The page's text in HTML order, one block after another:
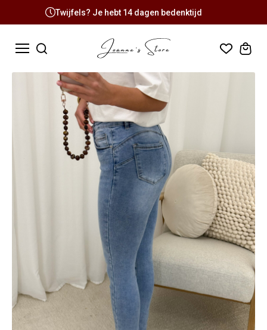
Twijfels? Je hebt 14 dagen bedenktijd